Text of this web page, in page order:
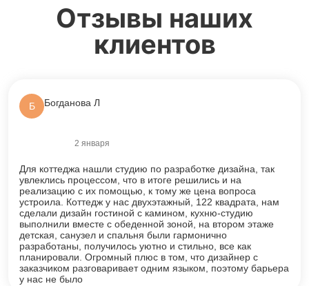
Отзывы наших
клиентов
Б Богданова Л
Оценка5из 5
2 января
Для коттеджа нашли студию по разработке дизайна, так
увлеклись процессом, что в итоге решились и на
реализацию с их помощью, к тому же цена вопроса
устроила. Коттедж у нас двухэтажный, 122 квадрата, нам
сделали дизайн гостиной с камином, кухню-студию
выполнили вместе с обеденной зоной, на втором этаже
детская, санузел и спальня были гармонично
разработаны, получилось уютно и стильно, все как
планировали. Огромный плюс в том, что дизайнер с
заказчиком разговаривает одним языком, поэтому барьера
у нас не было